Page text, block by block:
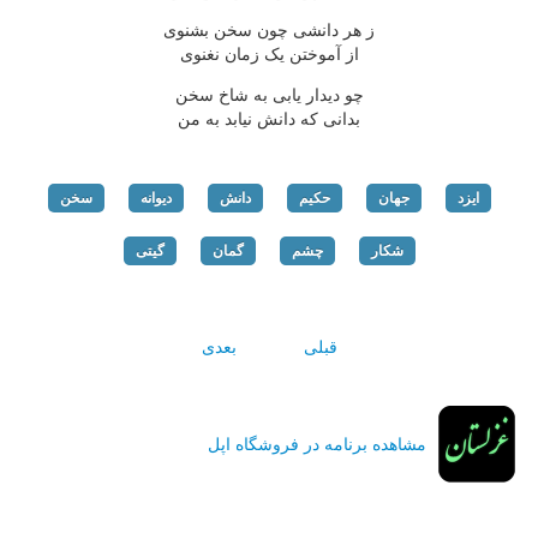
ز هر دانشی چون سخن بشنوی
از آموختن یک زمان نغنوی
چو دیدار یابی به شاخ سخن
بدانی که دانش نیابد به من
ایزد جهان حکیم دانش دیوانه سخن
شکار چشم گمان گیتی
قبلی بعدی
مشاهده برنامه در فروشگاه اپل